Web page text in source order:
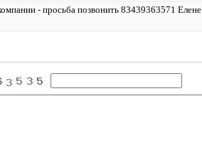
- просьба позвонить 83439363571 Елене